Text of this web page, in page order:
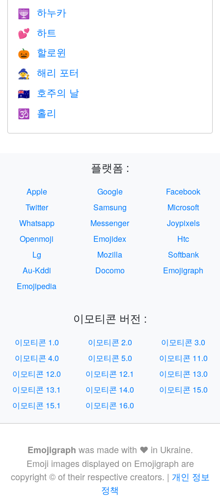
🕎 하누카
💕 하트
🎃 할로윈
🧙 해리 포터
🇦🇺 호주의 날
🕉 홀리
플랫폼 :
Apple Google
Facebook
Twitter
Samsung
Microsoft
Whatsapp
Messenger
Joypixels
Openmoji
Emojidex
Htc
Lg
Mozilla
Softbank
Au-Kddi
Docomo
Emojigraph
Emojipedia
이모티콘 버전 :
이모티콘 1.0 이모티콘 2.0
이모티콘 3.0
이모티콘 4.0
이모티콘 5.0
이모티콘 11.0
이모티콘 12.0
이모티콘 12.1
이모티콘 13.0
이모티콘 13.1
이모티콘 14.0
이모티콘 15.0
이모티콘 15.1
이모티콘 16.0
Emojigraph was made with ❤️ in Ukraine.
Emoji images displayed on Emojigraph are
copyright © of their respective creators. | 개인 정보
정책